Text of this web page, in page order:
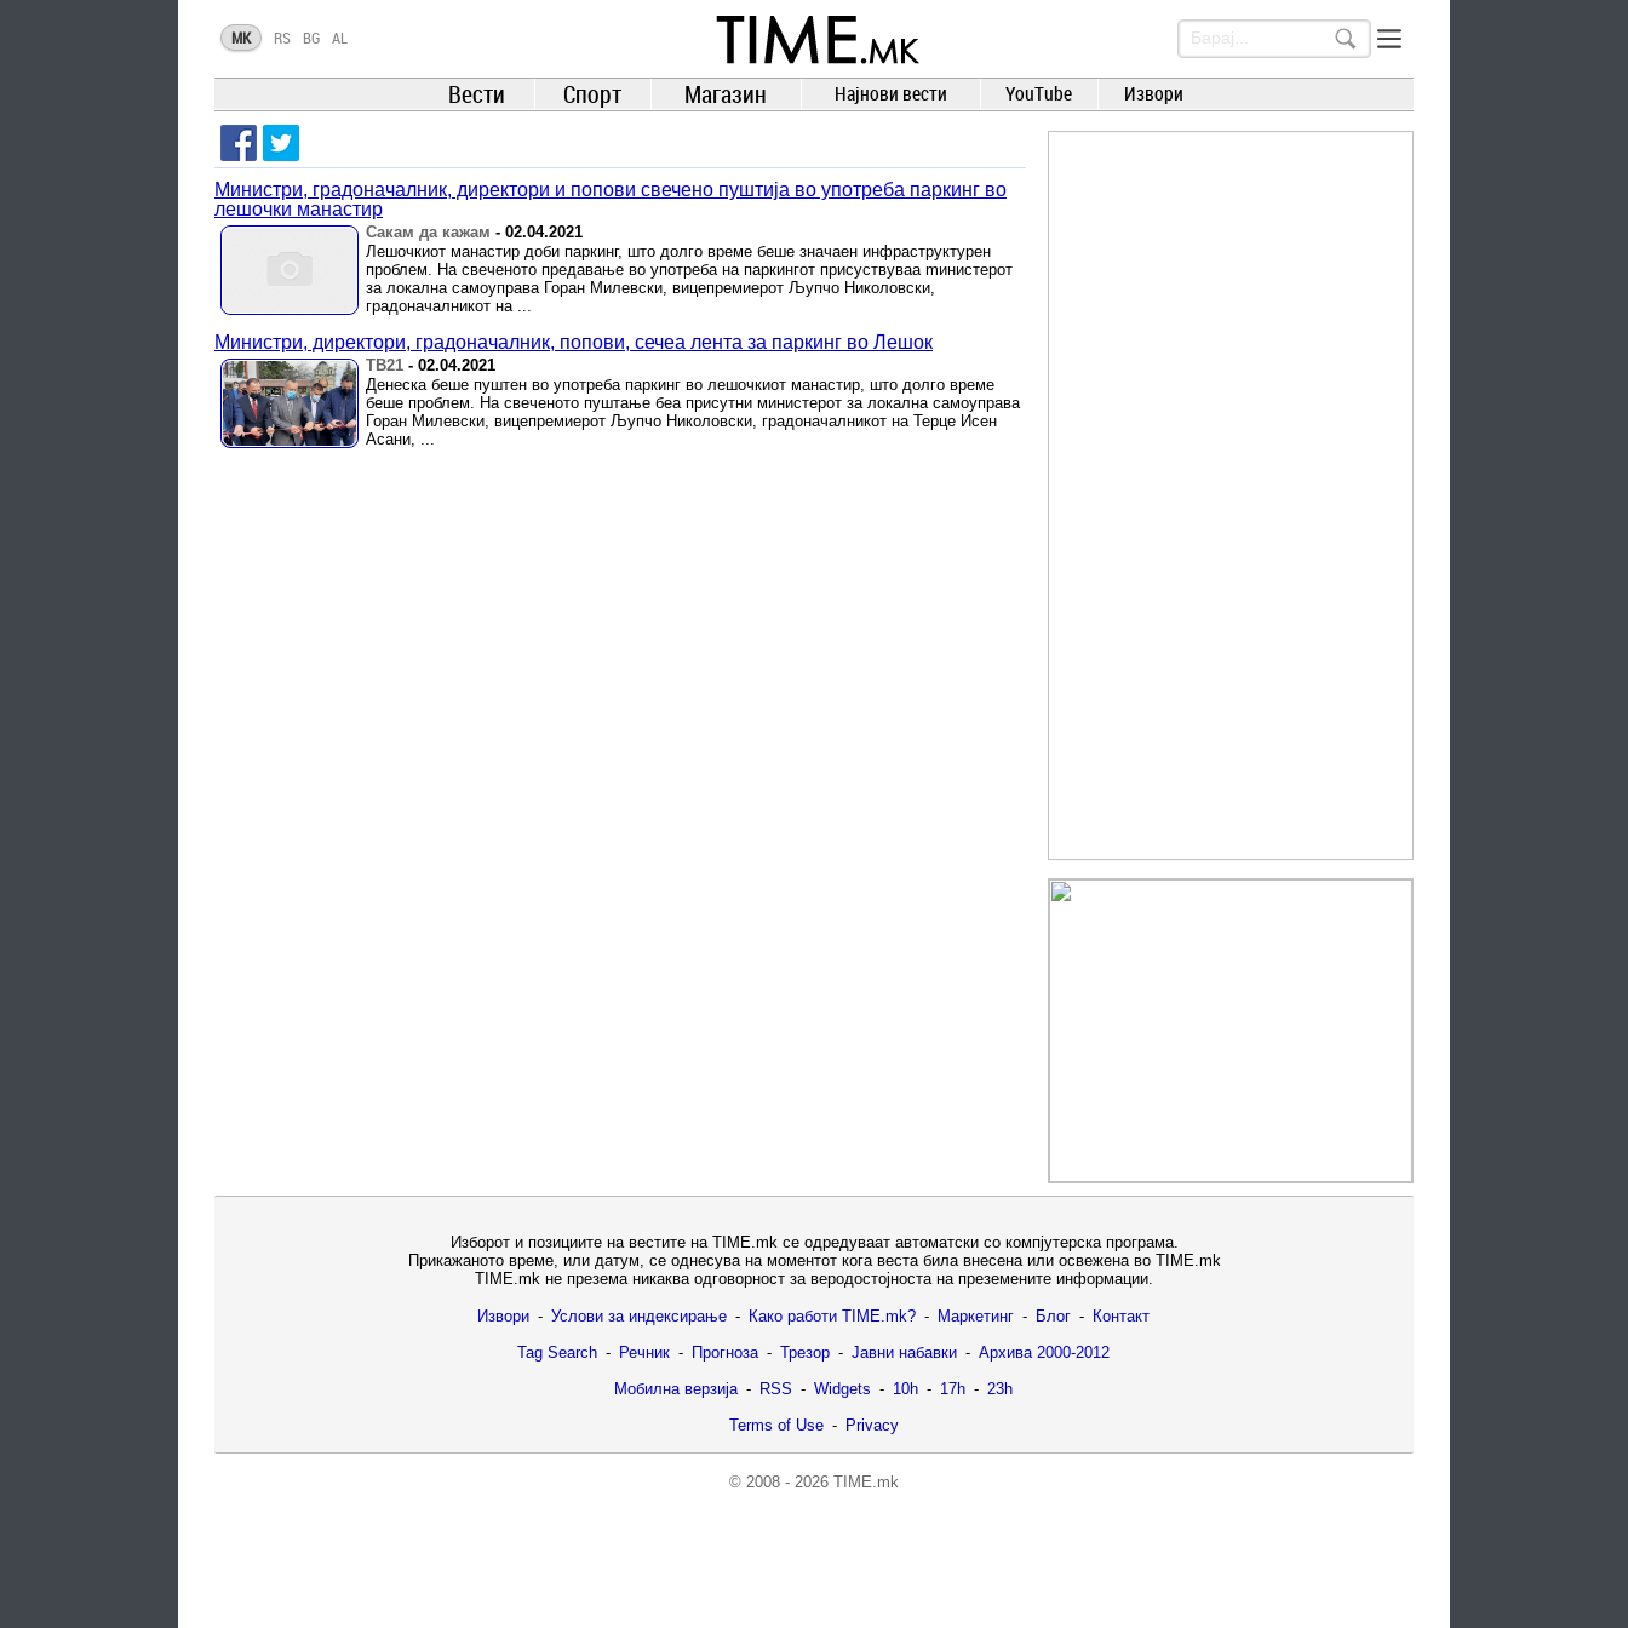
TIME.mk
ВЕСТИ
NEWS
MK RS BG AL
Вести Спорт Магазин Најнови вести YouTube Извори
Министри, градоначалник, директори и попови свечено пуштија во употреба паркинг во
лешочки манастир
Сакам да кажам - 02.04.2021
Лешочкиот манастир доби паркинг, што долго време беше значаен инфраструктурен
проблем. На свеченото предавање во употреба на паркингот присуствуваа mинистерот
за локална самоуправа Горан Милевски, вицепремиерот Љупчо Николовски,
градоначалникот на ...
Министри, директори, градоначалник, попови, сечеа лента за паркинг во Лешок
ТВ21 - 02.04.2021
Денеска беше пуштен во употреба паркинг во лешочкиот манастир, што долго време
беше проблем. На свеченото пуштање беа присутни министерот за локална самоуправа
Горан Милевски, вицепремиерот Љупчо Николовски, градоначалникот на Терце Исен
Асани, ...
Изборот и позициите на вестите на TIME.mk се одредуваат автоматски со компјутерска програма.
Прикажаното време, или датум, се однесува на моментот кога веста била внесена или освежена во TIME.mk
TIME.mk не презема никаква одговорност за веродостојноста на преземените информации.
Извори - Услови за индексирање - Како работи TIME.mk? - Маркетинг - Блог - Контакт
Tag Search - Речник - Прогноза - Трезор - Јавни набавки - Архива 2000-2012
Мобилна верзија - RSS - Widgets - 10h - 17h - 23h
Terms of Use - Privacy
© 2008 - 2026 TIME.mk